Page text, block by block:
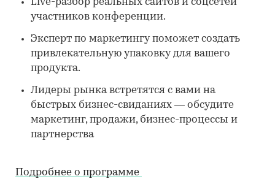
Live-разбор реальных сайтов и соцсетей
участников конференции.
Эксперт по маркетингу поможет создать
привлекательную упаковку для вашего
продукта.
Лидеры рынка встретятся с вами на
быстрых бизнес-свиданиях — обсудите
маркетинг, продажи, бизнес-процессы и
партнерства
Подробнее о программе